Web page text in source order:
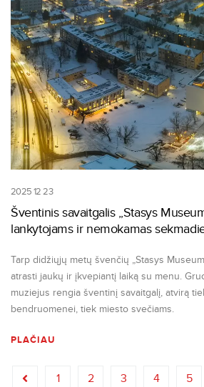
2025 12 23
Šventinis savaitgalis „Stasys
lankytojams ir nemokamas
Tarp didžiųjų metų švenčių „Stasys
atrasti jaukų ir įkvepiantį laiką su menu.
muziejus rengia šventinį savaitgalį, atvirą
bendruomenei, tiek miesto svečiams.
PLAČIAU
1 2 3 4 5